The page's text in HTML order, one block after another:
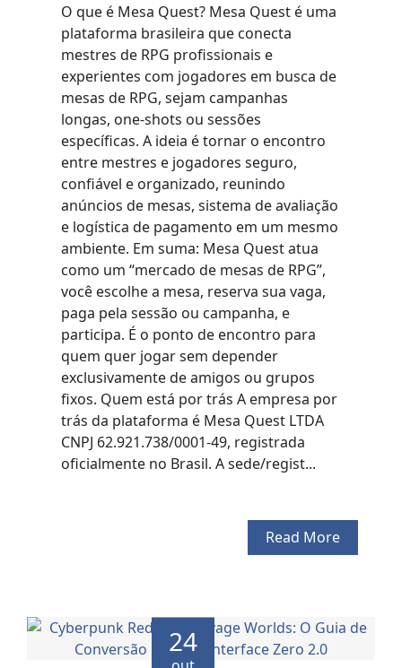
O que é Mesa Quest? Mesa Quest é uma
plataforma brasileira que conecta
mestres de RPG profissionais e
experientes com jogadores em busca de
mesas de RPG, sejam campanhas
longas, one-shots ou sessões
específicas. A ideia é tornar o encontro
entre mestres e jogadores seguro,
confiável e organizado, reunindo
anúncios de mesas, sistema de avaliação
e logística de pagamento em um mesmo
ambiente. Em suma: Mesa Quest atua
como um “mercado de mesas de RPG”,
você escolhe a mesa, reserva sua vaga,
paga pela sessão ou campanha, e
participa. É o ponto de encontro para
quem quer jogar sem depender
exclusivamente de amigos ou grupos
fixos. Quem está por trás A empresa por
trás da plataforma é Mesa Quest LTDA
CNPJ 62.921.738/0001-49, registrada
oficialmente no Brasil. A sede/regist...
Read More
24